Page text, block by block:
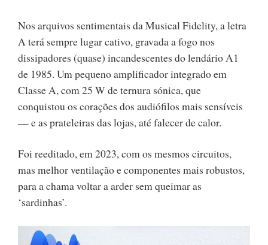
Nos arquivos sentimentais da Musical Fidelity, a letra
A terá sempre lugar cativo, gravada a fogo nos
dissipadores (quase) incandescentes do lendário A1
de 1985. Um pequeno amplificador integrado em
Classe A, com 25 W de ternura sónica, que
conquistou os corações dos audiófilos mais sensíveis
— e as prateleiras das lojas, até falecer de calor.
Foi reeditado, em 2023, com os mesmos circuitos,
mas melhor ventilação e componentes mais robustos,
para a chama voltar a arder sem queimar as
‘sardinhas’.